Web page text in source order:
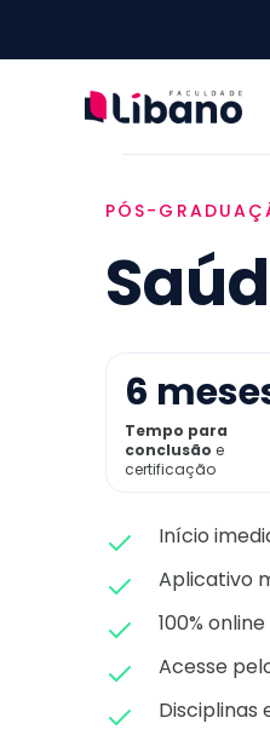
PÓS-
6
Tempo para
conclusão e
certificação
Início
Aplicativo
100%
Acesse
Disciplinas